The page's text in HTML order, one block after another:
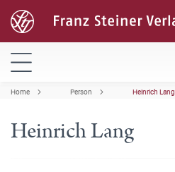
Home Person Heinrich Lang
Heinrich Lang